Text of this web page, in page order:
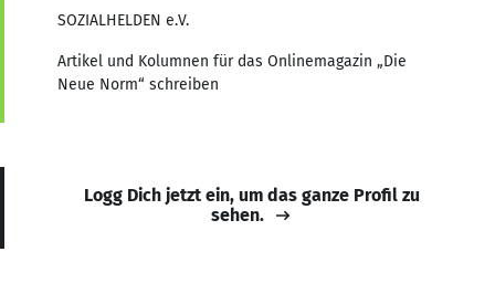
SOZIALHELDEN e.V.
Artikel und Kolumnen für das Onlinemagazin „Die
Neue Norm“ schreiben
Logg Dich jetzt ein, um das ganze Profil zu
sehen.